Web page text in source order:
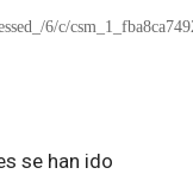
6/c/
se han ido